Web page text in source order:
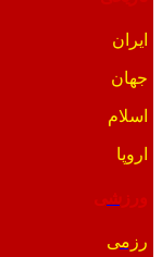
ایران
جهان
اسلام
اروپا
ورزشی
رزمی